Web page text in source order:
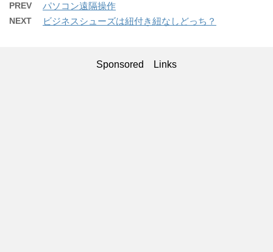
PREV パソコン遠隔操作
NEXT ビジネスシューズは紐付き紐なしどっち？
Sponsored Links